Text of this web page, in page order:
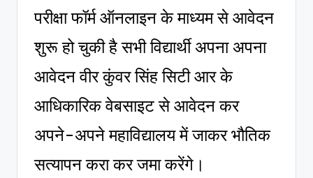
परीक्षा फॉर्म ऑनलाइन के माध्यम से आवेदन
शुरू हो चुकी है सभी विद्यार्थी अपना अपना
आवेदन वीर कुंवर सिंह सिटी आर के
आधिकारिक वेबसाइट से आवेदन कर
अपने-अपने महाविद्यालय में जाकर भौतिक
सत्यापन करा कर जमा करेंगे।